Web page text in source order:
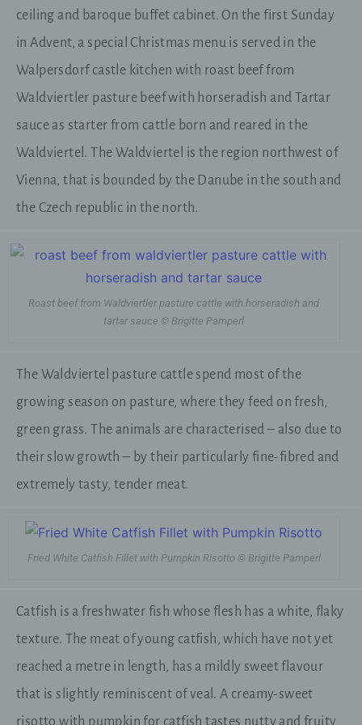
ceiling and baroque buffet cabinet. On the first Sunday
in Advent, a special Christmas menu is served in the
Walpersdorf castle kitchen with roast beef from
Waldviertler pasture beef with horseradish and Tartar
sauce as starter from cattle born and reared in the
Waldviertel. The Waldviertel is the region northwest of
Vienna, that is bounded by the Danube in the south and
the Czech republic in the north.
Roast beef from Waldviertler pasture cattle with horseradish and
tartar sauce © Brigitte Pamperl
The Waldviertel pasture cattle spend most of the
growing season on pasture, where they feed on fresh,
green grass. The animals are characterised – also due to
their slow growth – by their particularly fine-fibred and
extremely tasty, tender meat.
Fried White Catfish Fillet with Pumpkin Risotto © Brigitte Pamperl
Catfish is a freshwater fish whose flesh has a white, flaky
texture. The meat of young catfish, which have not yet
reached a metre in length, has a mildly sweet flavour
that is slightly reminiscent of veal. A creamy-sweet
risotto with pumpkin for catfish tastes nutty and fruity
Cookie-ID. Eine Cookie-ID ist eine eindeutige
Kennung des Cookies. Sie besteht aus einer
Zeichenfolge, durch welche Internetseiten und
werden können, in dem das Cookie gespeichert
wurde. Dies ermöglicht es den besuchten
Internetseiten und Servern, den individuellen
Browser der betroffenen Person von anderen
zu unterscheiden. Ein bestimmter Internetbrowser
und identifiziert werden.
bereitstellen, die ohne die Cookie-Setzung nicht
möglich wären.
Mittels eines Cookies können die Informationen
und Angebote auf unserer Internetseite im Sinne
Benutzer unserer Internetseite wiederzuerkennen.
Zweck dieser Wiedererkennung ist es, den
Nutzern die Verwendung unserer Internetseite zu
erleichtern. Der Benutzer einer Internetseite, die
Cookies verwendet, muss beispielsweise nicht bei
jedem Besuch der Internetseite erneut seine
Internetseite und dem auf dem Computersystem
wird. Ein weiteres Beispiel ist das Cookie eines
Warenkorbes im Online-Shop. Der Online-Shop
merkt sich die Artikel, die ein Kunde in den
Die betroffene Person kann die Setzung von
mittels einer entsprechenden Einstellung des
genutzten Internetbrowsers verhindern und damit
der Setzung von Cookies dauerhaft
widersprechen. Ferner können bereits gesetzte
Cookies jederzeit über einen Internetbrowser oder
andere Softwareprogramme gelöscht werden. Dies